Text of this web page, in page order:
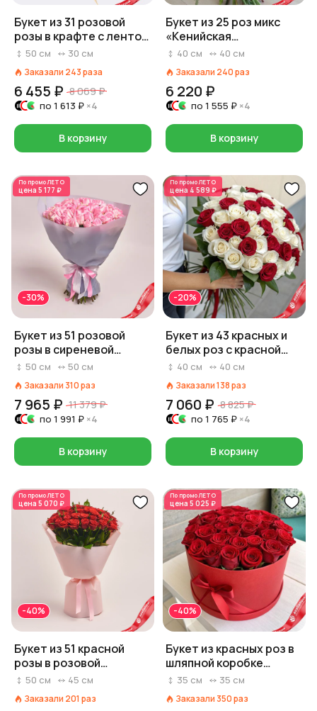
Букет из 31 розовой
розы в крафте с лентой,
Россия, 50 см
50 см 30 см
Заказали 243раза
6 455 ₽ 8 069 ₽
по 1 613 ₽ ×4
В корзину
Букет из 25 роз микс
«Кенийская
красавица», 40 см
40 см 40 см
Заказали 240раз
6 220 ₽
по 1 555 ₽ ×4
В корзину
По промоЛЕТО
цена 5 177 ₽
-30%
Букет из 51 розовой
розы в сиреневой
пленке, Эквадор, 50 см
50 см 50 см
Заказали 310раз
7 965 ₽ 11 379 ₽
по 1 991 ₽ ×4
В корзину
По промоЛЕТО
цена 4 589 ₽
-20%
Букет из 43 красных и
белых роз с красной
лентой, 40 см, Россия
40 см 40 см
Заказали138раз
7 060 ₽ 8 825 ₽
по 1 765 ₽ ×4
В корзину
По промоЛЕТО
цена 5 070 ₽
-40%
Букет из 51 красной
розы в розовой
упаковке
50 см 45 см
Заказали 201 раз
По промоЛЕТО
цена 5 025 ₽
-40%
Букет из красных роз в
шляпной коробке
«Любовь в коробке»
35 см 35 см
Заказали 350раз